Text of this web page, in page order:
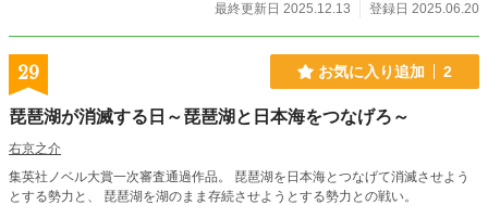
最終更新日 2025.12.13
登録日 2025.06.20
29 お気に入り追加 2
琵琶湖が消滅する日～琵琶湖と日本海をつなげろ～
右京之介
集英社ノベル大賞一次審査通過作品。 琵琶湖を日本海とつなげて消滅させよう
とする勢力と、 琵琶湖を湖のまま存続させようとする勢力との戦い。